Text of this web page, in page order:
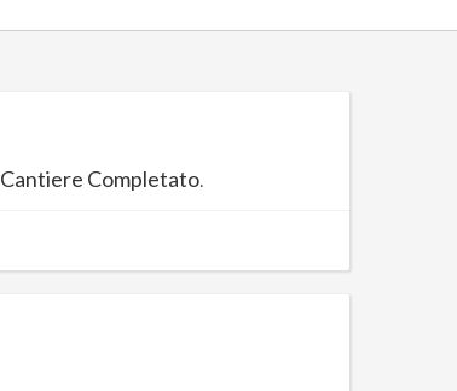
Cantiere Completato.